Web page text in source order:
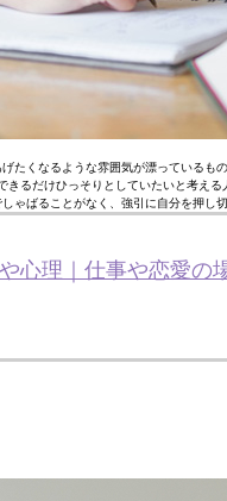
たくなるような雰囲気が漂っているも
きるだけひっそりとしていたいと考える
ゃばることがなく、強引に自分を押し
心理｜仕事や恋愛の